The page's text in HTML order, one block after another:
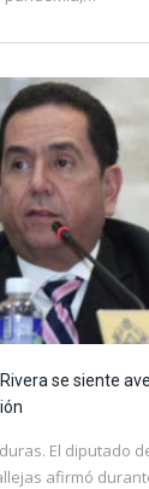
se siente
El diputado
afirmó